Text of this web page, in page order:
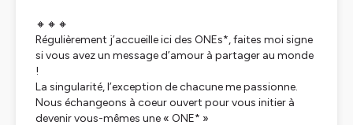
🔸🔸🔸
Régulièrement j’accueille ici des ONEs*, faites moi signe
si vous avez un message d’amour à partager au monde
!
La singularité, l’exception de chacune me passionne.
Nous échangeons à coeur ouvert pour vous initier à
devenir vous-mêmes une « ONE* »